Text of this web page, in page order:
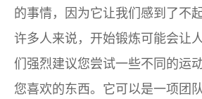
的事情，因为它让我们感到了不
许多人来说，开始锻炼可能会让
们强烈建议您尝试一些不同的运
您喜欢的东西。它可以是一项团